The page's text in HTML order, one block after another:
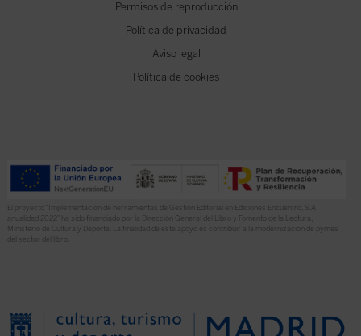
Permisos de reproducción
Política de privacidad
Aviso legal
Política de cookies
El proyecto “Implementación de herramientas de Gestión Editorial en Ediciones Encuentro, S.A.
anualidad 2022” ha sido financiado por la Dirección General del Libro y Fomento de la Lectura,
Ministerio de Cultura y Deporte. La finalidad de este apoyo es contribuir a la modernización de pymes
del sector del libro.